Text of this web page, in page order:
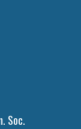
Soc.